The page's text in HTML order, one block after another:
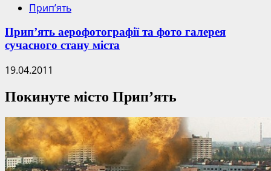
Прип’ять
Прип’ять аерофотографії та фото галерея
сучасного стану міста
19.04.2011
Покинуте місто Прип’ять